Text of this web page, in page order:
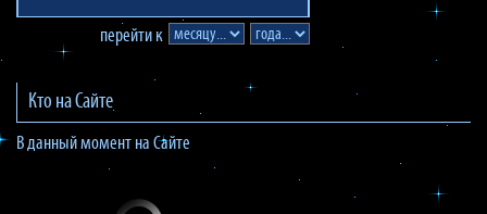
перейти к
Кто на Сайте
В данный момент на Сайте